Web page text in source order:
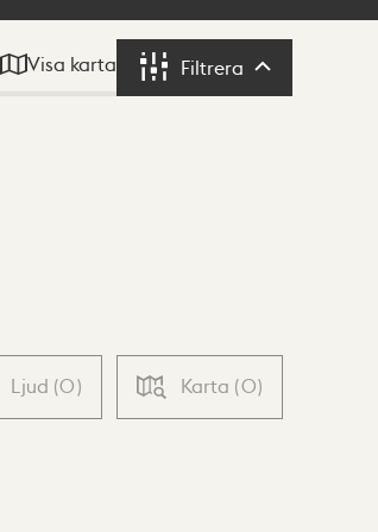
Visa karta Filtrera Filtrera
Ljud (0) Karta (0)